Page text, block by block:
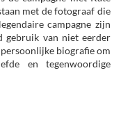
met de fotograaf die
campagne zijn
gebruik van niet eerder
biografie om
en tegenwoordige